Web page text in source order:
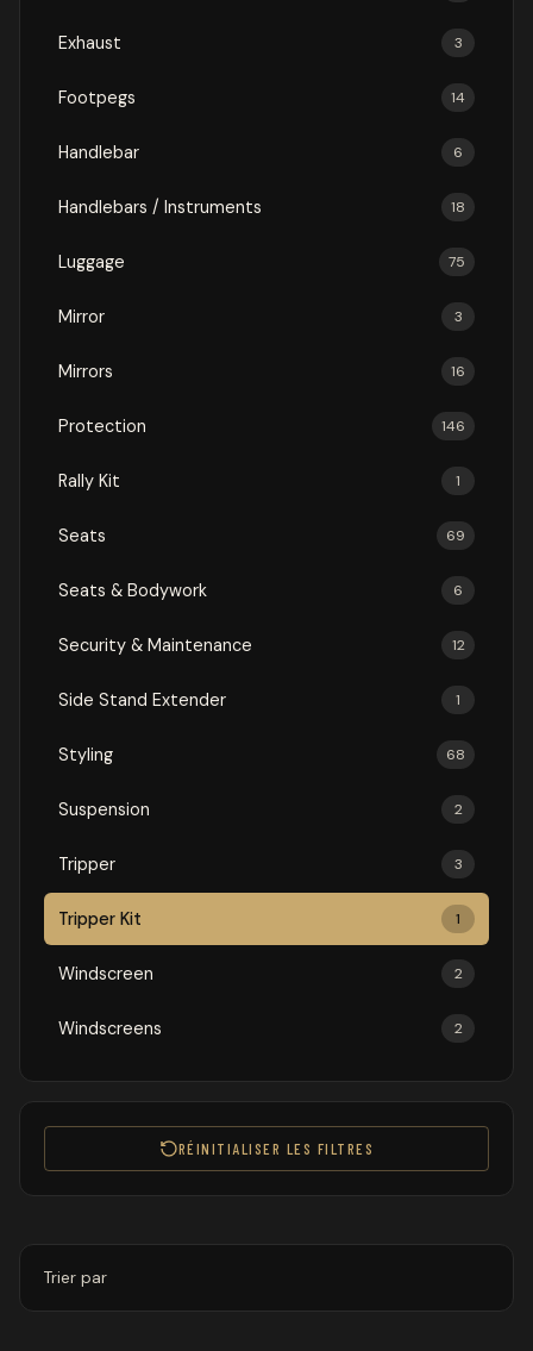
Exhaust 3
Footpegs 14
Handlebar 6
Handlebars / Instruments 18
Luggage 75
Mirror 3
Mirrors 16
Protection 146
Rally Kit 1
Seats 69
Seats & Bodywork 6
Security & Maintenance 12
Side Stand Extender 1
Styling 68
Suspension 2
Tripper 3
Tripper Kit 1
Windscreen 2
Windscreens 2
RÉINITIALISER LES FILTRES
Trier par